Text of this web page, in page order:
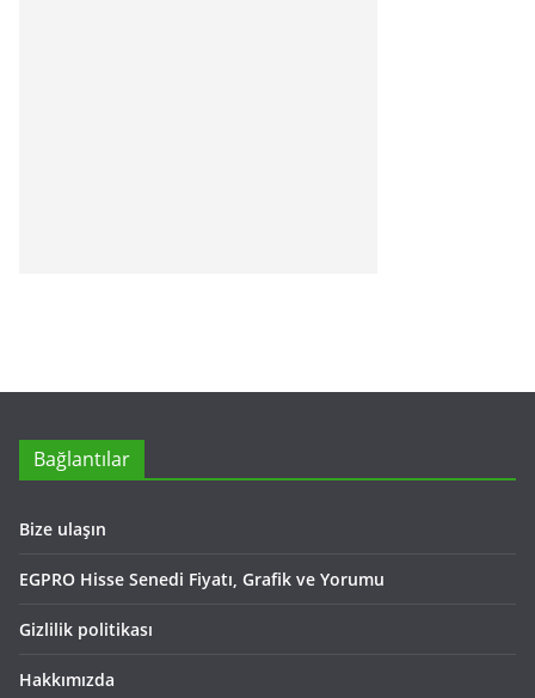
Bağlantılar
Bize ulaşın
EGPRO Hisse Senedi Fiyatı, Grafik ve Yorumu
Gizlilik politikası
Hakkımızda